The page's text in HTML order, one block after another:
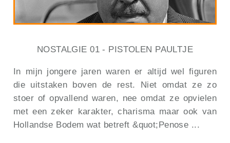
NOSTALGIE 01 - PISTOLEN PAULTJE
In mijn jongere jaren waren er altijd wel figuren
die uitstaken boven de rest. Niet omdat ze zo
stoer of opvallend waren, nee omdat ze opvielen
met een zeker karakter, charisma maar ook van
Hollandse Bodem wat betreft &quot;Penose ...